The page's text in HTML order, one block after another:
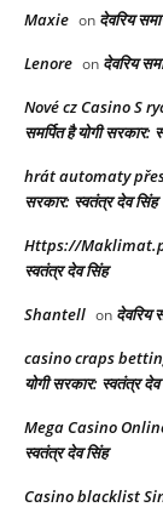
Maxie on देवरिय
Lenore on देवरिय
Nové cz Casino S
समर्पित है योगी सरकार:
hrát automaty
सरकार: स्वतंत्र देव सिंह
Https://
स्वतंत्र देव सिंह
Shantell on देवरिय
casino craps
योगी सरकार: स्वतंत्र देव
Mega Casino
स्वतंत्र देव सिंह
Casino blacklist